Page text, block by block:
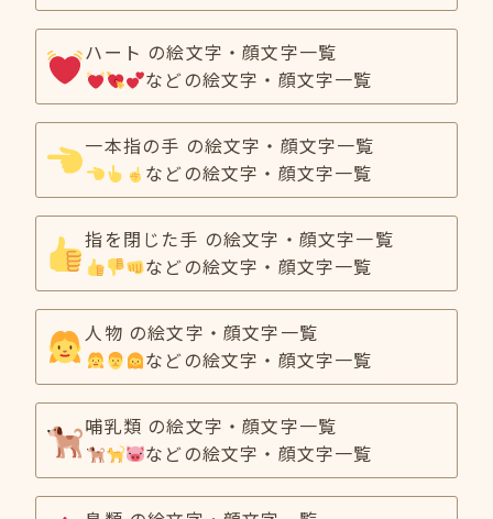
ハート の絵文字・顔文字一覧
などの絵文字・顔文字一覧
一本指の手 の絵文字・顔文字一覧
などの絵文字・顔文字一覧
指を閉じた手 の絵文字・顔文字一覧
などの絵文字・顔文字一覧
人物 の絵文字・顔文字一覧
などの絵文字・顔文字一覧
哺乳類 の絵文字・顔文字一覧
などの絵文字・顔文字一覧